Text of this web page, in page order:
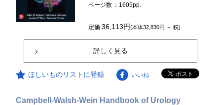
ページ数 ：1605pp.
定価36,113円(本体32,830円 ＋ 税)
詳しく見る
ほしいものリストに登録 いいね
Campbell-Walsh-Wein Handbook of Urology